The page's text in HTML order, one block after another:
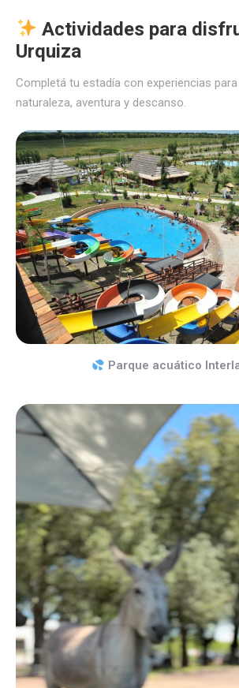
Actividades para
Urquiza
Completá tu estadía con experiencias
naturaleza, aventura y descanso.
Parque acuático